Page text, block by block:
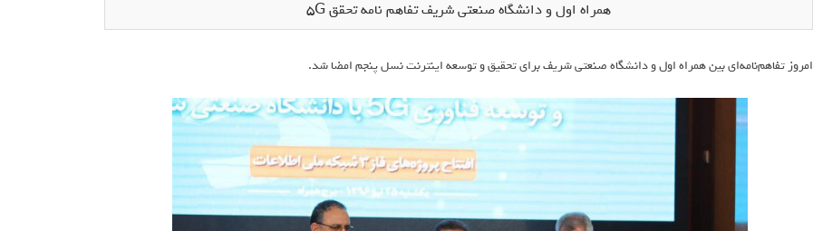
همراه اول و دانشگاه صنعتی شریف تفاهم نامه تحقق 5G
امروز تفاهم‌نامه‌ای بین همراه اول و دانشگاه صنعتی شریف برای تحقیق و توسعه اینترنت نسل پنجم امضا شد.